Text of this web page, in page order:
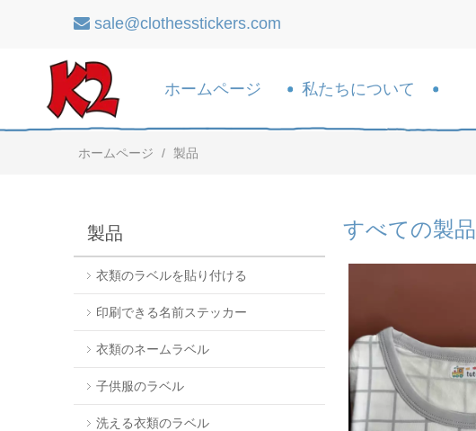
 sale@clothesstickers.com
ホームページ 私たちについて
ホームページ / 製品
製品
衣類のラベルを貼り付ける
印刷できる名前ステッカー
衣類のネームラベル
子供服のラベル
洗える衣類のラベル
すべての製品